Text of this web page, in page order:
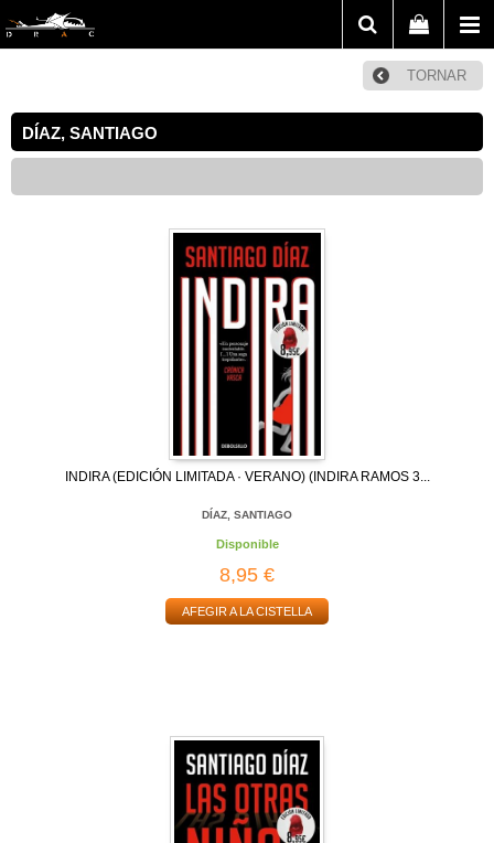
TORNAR
DÍAZ, SANTIAGO
INDIRA (EDICIÓN LIMITADA · VERANO) (INDIRA RAMOS 3...
DÍAZ, SANTIAGO
Disponible
8,95 €
AFEGIR A LA CISTELLA